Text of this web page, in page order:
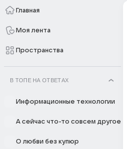
Главная
Моя лента
Пространства
В ТОПЕ НА ОТВЕТАХ
Информационные технологии
А сейчас что-то совсем другое
О любви без купюр